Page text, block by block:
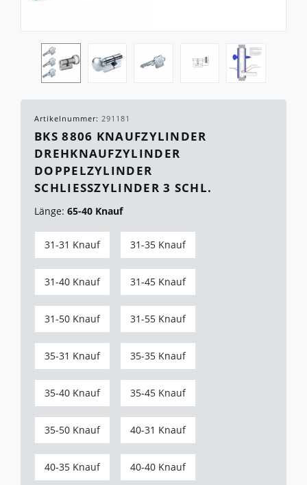
Artikelnummer: 291181
BKS 8806 KNAUFZYLINDER
DREHKNAUFZYLINDER
DOPPELZYLINDER
SCHLIESSZYLINDER 3 SCHL.
Länge: 65-40 Knauf
31-31 Knauf 31-35 Knauf
31-40 Knauf 31-45 Knauf
31-50 Knauf 31-55 Knauf
35-31 Knauf 35-35 Knauf
35-40 Knauf 35-45 Knauf
35-50 Knauf 40-31 Knauf
40-35 Knauf 40-40 Knauf